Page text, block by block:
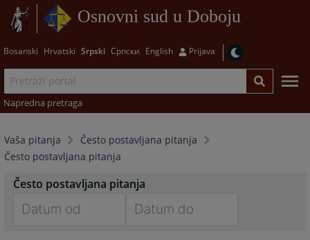
Osnovni sud u Doboju
Bosanski Hrvatski Srpski Српски English Prijava
Napredna pretraga
Vaša pitanja
Često postavljana pitanja
Često postavljana pitanja
Često postavljana pitanja